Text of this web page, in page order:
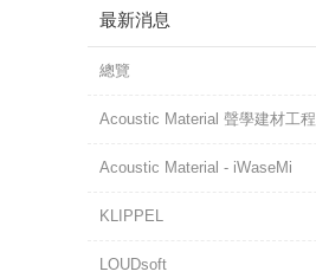
最新消息
總覽
Acoustic Material 聲學建材工程
Acoustic Material - iWaseMi
KLIPPEL
LOUDsoft